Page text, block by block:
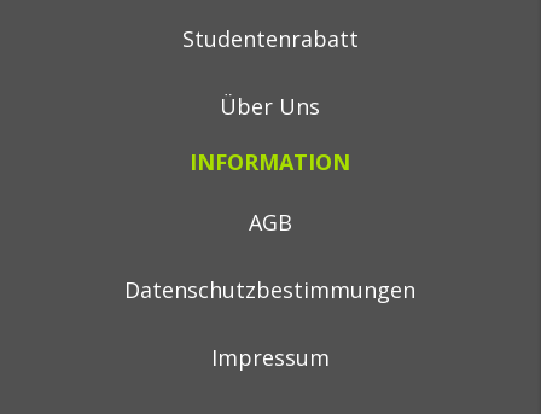
Studentenrabatt
Über Uns
INFORMATION
AGB
Datenschutzbestimmungen
Impressum